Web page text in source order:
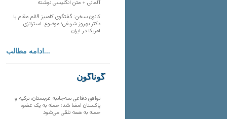
آلمانی + متن انگلیسی نوشته
کانون سخن: گفتگوی کامبیز قائم مقام با
دکتر بهروز شریفی؛ موضوع: استراتژی
امریکا در ایران
ادامه مطالب...
گوناگون
توافق دفاعی سه‌جانبه عربستان، ترکیه و
پاکستان امضا شد؛ حمله به یک عضو،
حمله به همه تلقی می‌شود